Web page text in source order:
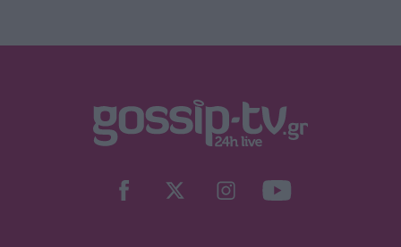
Δίπλα στο απέραντο γαλάζιο η
τους δυο πρώτους μήνες με τον γιο